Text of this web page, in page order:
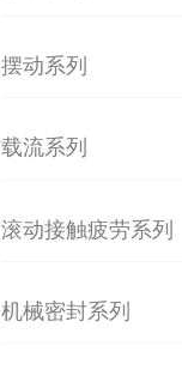
摆动系列
载流系列
滚动接触疲劳系列
机械密封系列